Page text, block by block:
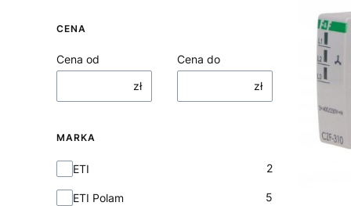
CENA
Cena od
zł
Cena do
zł
MARKA
Marka
ETI 2
ETI Polam 5